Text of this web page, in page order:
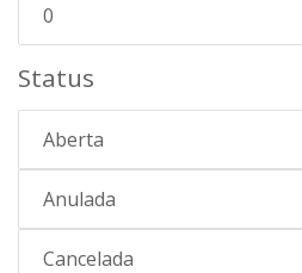
0
Status
Aberta
Anulada
Cancelada